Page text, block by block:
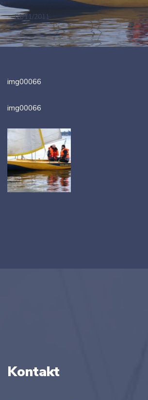
01/11/2011
img00066
img00066
Kontakt